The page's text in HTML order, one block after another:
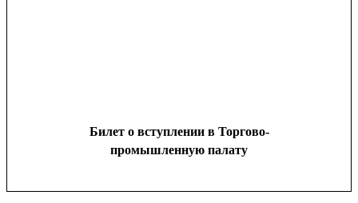
Билет о вступлении в Торгово-
промышленную палату